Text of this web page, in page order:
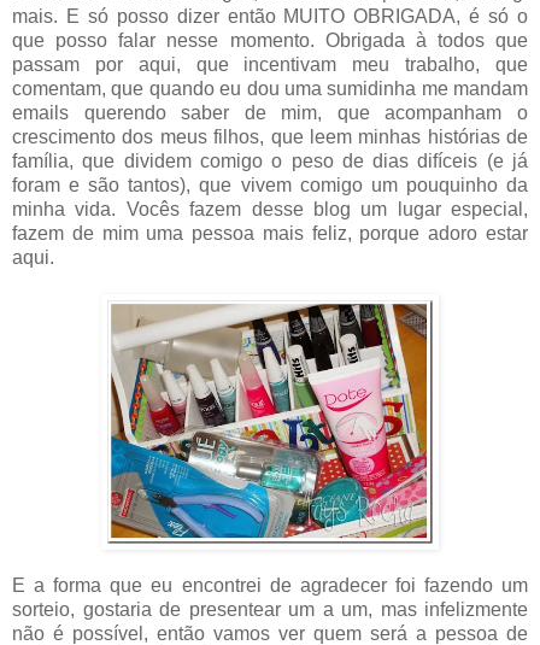
mais. E só posso dizer então MUITO OBRIGADA, é só o
que posso falar nesse momento. Obrigada à todos que
passam por aqui, que incentivam meu trabalho, que
comentam, que quando eu dou uma sumidinha me mandam
emails querendo saber de mim, que acompanham o
crescimento dos meus filhos, que leem minhas histórias de
família, que dividem comigo o peso de dias difíceis (e já
foram e são tantos), que vivem comigo um pouquinho da
minha vida. Vocês fazem desse blog um lugar especial,
fazem de mim uma pessoa mais feliz, porque adoro estar
aqui.
E a forma que eu encontrei de agradecer foi fazendo um
sorteio, gostaria de presentear um a um, mas infelizmente
não é possível, então vamos ver quem será a pessoa de